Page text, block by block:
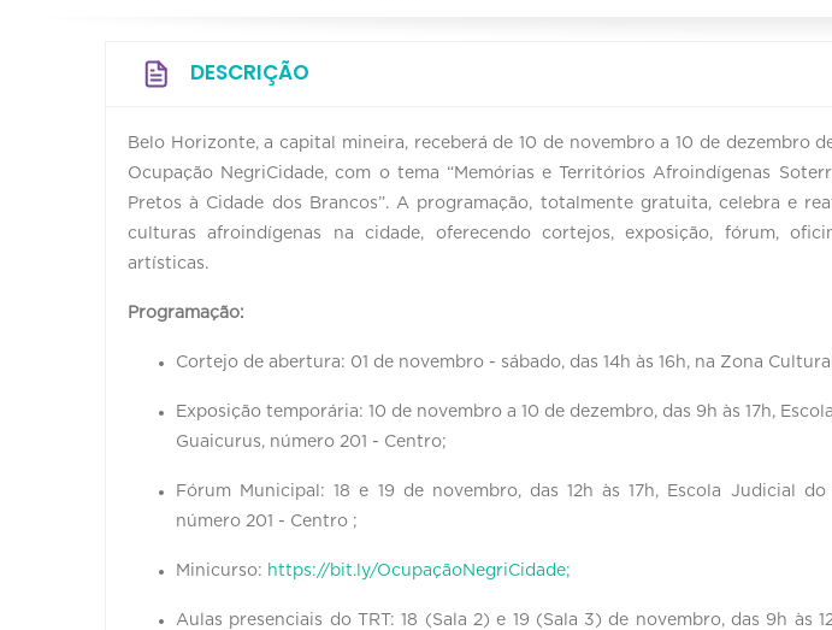
DESCRIÇÃO
Belo Horizonte, a capital mineira, receberá de 10 de novembro a 10 de dezembro
Ocupação NegriCidade, com o tema “Memórias e Territórios Afroindígenas
Pretos à Cidade dos Brancos”. A programação, totalmente gratuita, celebra e
culturas afroindígenas na cidade, oferecendo cortejos, exposição, fórum,
artísticas.
Programação:
Cortejo de abertura: 01 de novembro - sábado, das 14h às 16h, na Zona
Exposição temporária: 10 de novembro a 10 de dezembro, das 9h às 17h,
Guaicurus, número 201 - Centro;
Fórum Municipal: 18 e 19 de novembro, das 12h às 17h, Escola Judicial do
número 201 - Centro ;
Minicurso: https://bit.ly/OcupaçãoNegriCidade;
Aulas presenciais do TRT: 18 (Sala 2) e 19 (Sala 3) de novembro, das 9h às